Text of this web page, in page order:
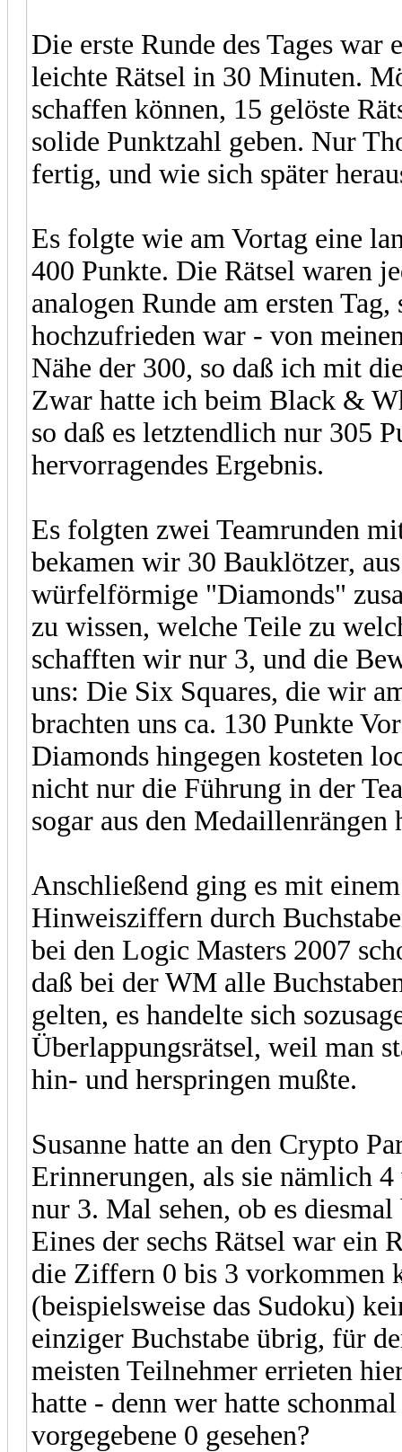
Die erste Runde des Tages
leichte Rätsel in 30 Minuten.
schaffen können, 15 gelöste
solide Punktzahl geben. Nur
fertig, und wie sich später
Es folgte wie am Vortag eine
400 Punkte. Die Rätsel waren
analogen Runde am ersten
hochzufrieden war - von
Nähe der 300, so daß ich mit
Zwar hatte ich beim Black &
so daß es letztendlich nur 305
hervorragendes Ergebnis.
Es folgten zwei Teamrunden
bekamen wir 30 Bauklötzer,
würfelförmige "Diamonds"
zu wissen, welche Teile zu
schafften wir nur 3, und die
uns: Die Six Squares, die wir
brachten uns ca. 130 Punkte
Diamonds hingegen kosteten
nicht nur die Führung in der
sogar aus den Medaillenrängen
Anschließend ging es mit
Hinweisziffern durch
bei den Logic Masters 2007
daß bei der WM alle
gelten, es handelte sich
Überlappungsrätsel, weil man
hin- und herspringen mußte.
Susanne hatte an den Crypto
Erinnerungen, als sie nämlich
nur 3. Mal sehen, ob es
Eines der sechs Rätsel war ein
die Ziffern 0 bis 3 vorkommen
(beispielsweise das Sudoku)
einziger Buchstabe übrig, für
meisten Teilnehmer errieten
hatte - denn wer hatte
vorgegebene 0 gesehen?